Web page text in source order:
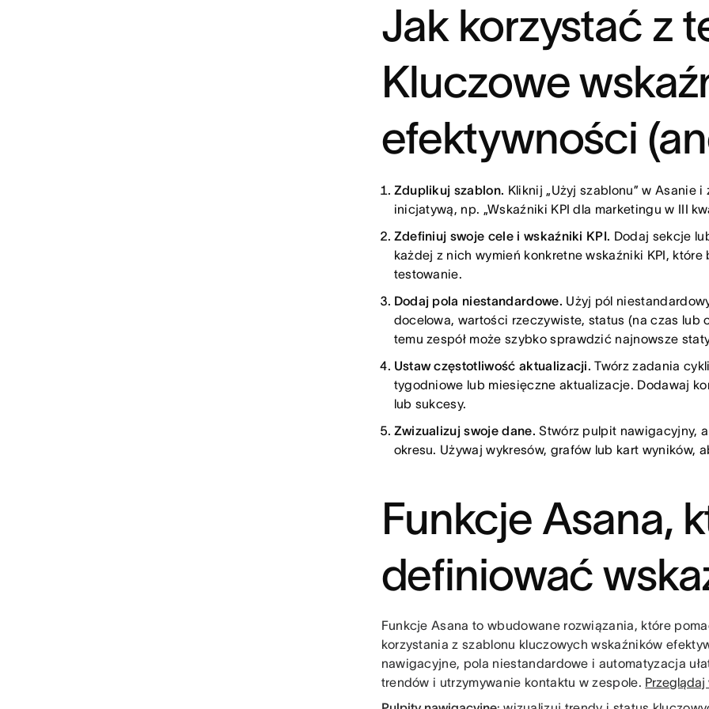
Jak korzystać z
Kluczowe
efektywności
Zduplikuj szablon. Kliknij „Użyj szablonu” w Asanie
inicjatywą, np. „Wskaźniki KPI dla marketingu w III
Zdefiniuj swoje cele i wskaźniki KPI. Dodaj sekcje
każdej z nich wymień konkretne wskaźniki KPI,
testowanie.
Dodaj pola niestandardowe. Użyj pól
docelowa, wartości rzeczywiste, status (na czas
temu zespół może szybko sprawdzić najnowsze
Ustaw częstotliwość aktualizacji.Twórz zadania
tygodniowe lub miesięczne aktualizacje. Dodawaj
lub sukcesy.
Zwizualizuj swoje dane.Stwórz pulpit nawigacyjny,
okresu. Używaj wykresów, grafów lub kart wyników,
Funkcje Asana,
definiować
Funkcje Asana to wbudowane rozwiązania, które
korzystania z szablonu kluczowych wskaźników
nawigacyjne, pola niestandardowe i automatyzacja
trendów i utrzymywanie kontaktu w zespole.